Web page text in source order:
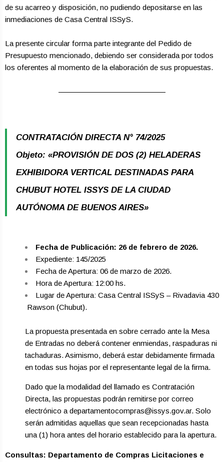
de su acarreo y disposición, no pudiendo depositarse en las
inmediaciones de Casa Central ISSyS.
La presente circular forma parte integrante del Pedido de
Presupuesto mencionado, debiendo ser considerada por todos
los oferentes al momento de la elaboración de sus propuestas.
CONTRATACIÓN DIRECTA N° 74/2025
Objeto: «PROVISIÓN DE DOS (2) HELADERAS
EXHIBIDORA VERTICAL DESTINADAS PARA
CHUBUT HOTEL ISSYS DE LA CIUDAD
AUTÓNOMA DE BUENOS AIRES»
Fecha de Publicación: 26 de febrero de 2026.
Expediente: 145/2025
Fecha de Apertura: 06 de marzo de 2026.
Hora de Apertura: 12:00 hs.
Lugar de Apertura: Casa Central ISSyS – Rivadavia 430
­ Rawson (Chubut).
La propuesta presentada en sobre cerrado ante la Mesa
de Entradas no deberá contener enmiendas, raspaduras ni
tachaduras. Asimismo, deberá estar debidamente firmada
en todas sus hojas por el representante legal de la firma.
Dado que la modalidad del llamado es Contratación
Directa, las propuestas podrán remitirse por correo
electrónico a departamentocompras@issys.gov.ar. Solo
serán admitidas aquellas que sean recepcionadas hasta
una (1) hora antes del horario establecido para la apertura.
Consultas: Departamento de Compras Licitaciones e